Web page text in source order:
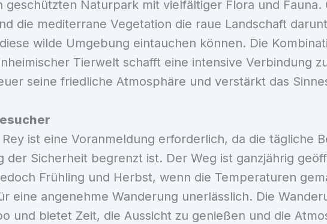
geschützten Naturpark mit vielfältiger Flora und
die mediterrane Vegetation die raue Landschaft
wilde Umgebung eintauchen können. Die
Tierwelt schafft eine intensive Verbindung
seine friedliche Atmosphäre und verstärkt das
ist eine Voranmeldung erforderlich, da die tägliche
der Sicherheit begrenzt ist. Der Weg ist ganzjährig
Frühling und Herbst, wenn die Temperaturen
eine angenehme Wanderung unerlässlich. Die
und bietet Zeit, die Aussicht zu genießen und die